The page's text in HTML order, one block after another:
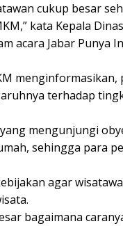
cukup besar
kata Kepala
acara Jabar Punya
terhadap
mengunjungi
sehingga para
agar
bagaimana